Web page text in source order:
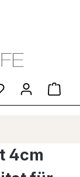
Du hast 0
4cm